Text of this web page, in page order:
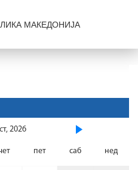
МАКЕДОНИЈА
2026
пет саб нед